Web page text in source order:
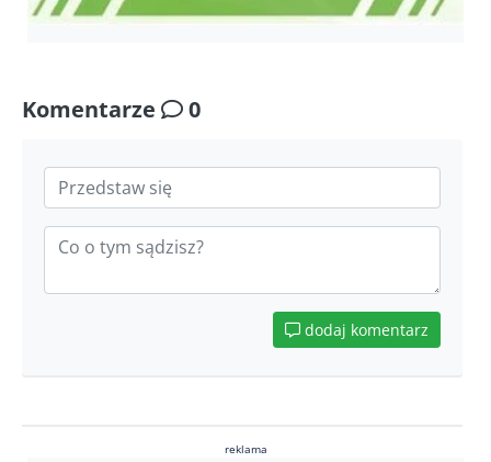
Komentarze 0
dodaj komentarz
reklama